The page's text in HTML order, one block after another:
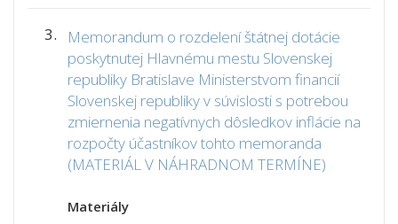
3.
Memorandum o rozdelení štátnej dotácie
poskytnutej Hlavnému mestu Slovenskej
republiky Bratislave Ministerstvom financií
Slovenskej republiky v súvislosti s potrebou
zmiernenia negatívnych dôsledkov inflácie na
rozpočty účastníkov tohto memoranda
(MATERIÁL V NÁHRADNOM TERMÍNE)
Materiály